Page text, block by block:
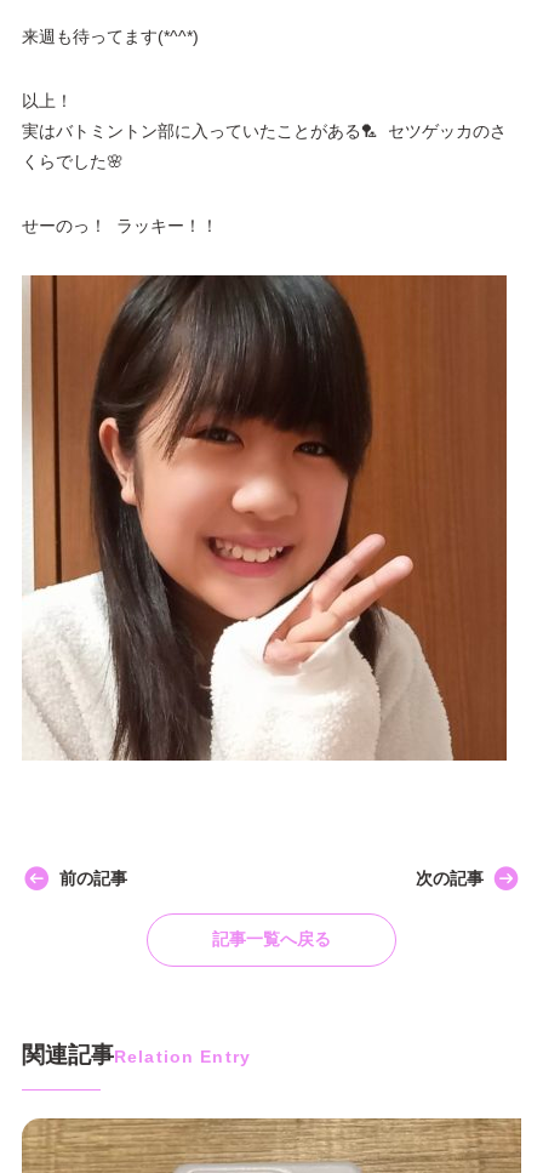
来週も待ってます(*^^*)
以上！
実はバトミントン部に入っていたことがある🏸 セツゲッカのさ
くらでした🌸
せーのっ！ ラッキー！！
前の記事
記事一覧へ戻る
次の記事
関連記事Relation Entry